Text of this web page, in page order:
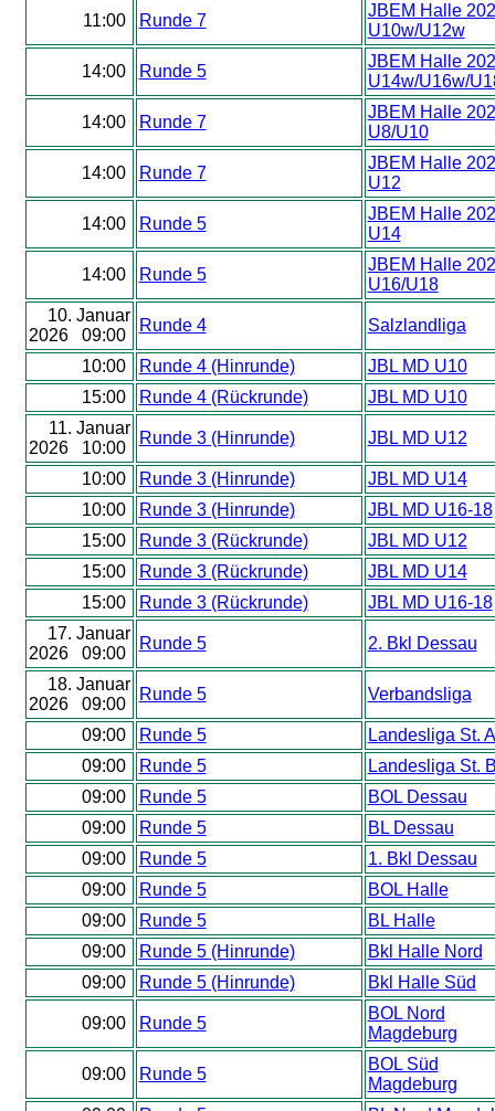
11:00 Runde 7
JBEM Halle
U10w/U12w
14:00 Runde 5
JBEM Halle
U14w/U16w/
14:00 Runde 7
JBEM Halle
U8/U10
14:00 Runde 7
JBEM Halle
U12
14:00 Runde 5
JBEM Halle
U14
14:00 Runde 5
JBEM Halle
U16/U18
10. Januar
2026 09:00
Runde 4 Salzlandliga
10:00 Runde 4 (Hinrunde)
JBL MD U10
15:00
Runde 4 (Rückrunde)
JBL MD U10
11. Januar
2026 10:00
Runde 3 (Hinrunde) JBL MD U12
10:00 Runde 3 (Hinrunde)
JBL MD U14
10:00
Runde 3 (Hinrunde)
JBL MD U16-18
15:00
Runde 3 (Rückrunde)
JBL MD U12
15:00
Runde 3 (Rückrunde)
JBL MD U14
15:00
Runde 3 (Rückrunde)
JBL MD U16-18
17. Januar
2026 09:00
Runde 5 2. Bkl Dessau
18. Januar
2026 09:00
Runde 5 Verbandsliga
09:00 Runde 5
Landesliga St. A
09:00
Runde 5
Landesliga St.
09:00
Runde 5
BOL Dessau
09:00
Runde 5
BL Dessau
09:00
Runde 5
1. Bkl Dessau
09:00
Runde 5
BOL Halle
09:00
Runde 5
BL Halle
09:00
Runde 5 (Hinrunde)
Bkl Halle Nord
09:00
Runde 5 (Hinrunde) Bkl Halle Süd
09:00 Runde 5
BOL Nord
Magdeburg
09:00 Runde 5
BOL Süd
Magdeburg